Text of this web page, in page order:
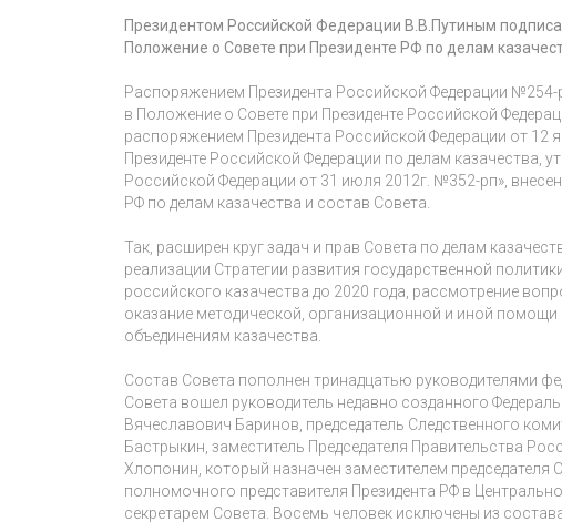
Президентом Российской Федерации В.В.Путиным
Положение о Совете при Президенте РФ по делам
Распоряжением Президента Российской Федерации №254-
в Положение о Совете при Президенте Российской
распоряжением Президента Российской Федерации от 12
Президенте Российской Федерации по делам казачества,
Российской Федерации от 31 июля 2012г. №352-рп»,
РФ по делам казачества и состав Совета.
Так, расширен круг задач и прав Совета по делам
реализации Стратегии развития государственной
российского казачества до 2020 года, рассмотрение
оказание методической, организационной и иной
объединениям казачества.
Состав Совета пополнен тринадцатью руководителями
Совета вошел руководитель недавно созданного
Вячеславович Баринов, председатель Следственного
Бастрыкин, заместитель Председателя Правительства
Хлопонин, который назначен заместителем
полномочного представителя Президента РФ в
секретарем Совета. Восемь человек исключены из